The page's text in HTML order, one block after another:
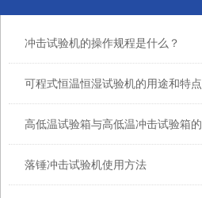
冲击试验机的操作规程是什么？
可程式恒温恒湿试验机的用途和特点
落锤冲击试验机使用方法